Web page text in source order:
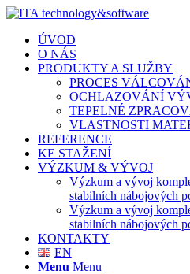
ÚVOD
O NÁS
PRODUKTY A SLUŽBY
PROCES
OCHLAZOVÁNÍ
TEPELNÉ
VLASTNOSTI
REFERENCE
KE STAŽENÍ
VÝZKUM & VÝVOJ
Výzkum a vývoj
stabilních nábojových
Výzkum a vývoj
stabilních nábojových
KONTAKTY
EN
Menu Menu